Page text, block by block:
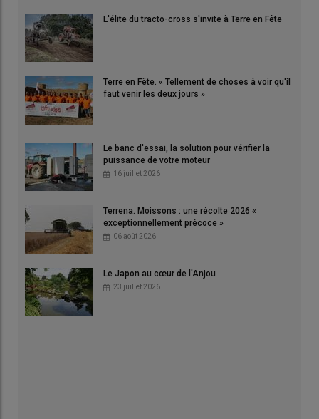
L'élite du tracto-cross s'invite à Terre en Fête
Terre en Fête. « Tellement de choses à voir qu'il
faut venir les deux jours »
Le banc d'essai, la solution pour vérifier la
puissance de votre moteur
16 juillet 2026
Terrena. Moissons : une récolte 2026 «
exceptionnellement précoce »
06 août 2026
Le Japon au cœur de l'Anjou
23 juillet 2026